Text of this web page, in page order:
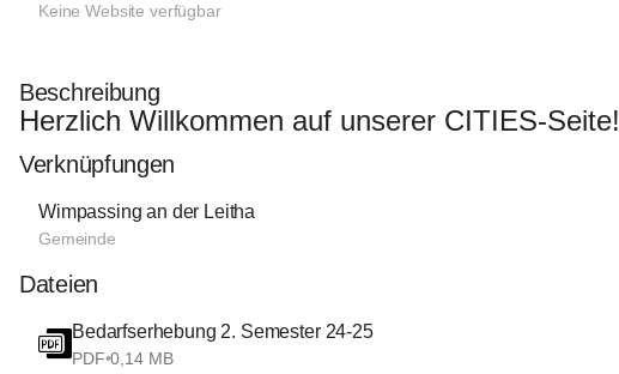
Keine Website verfügbar
Beschreibung
Herzlich Willkommen auf unserer CITIES-Seite!
Verknüpfungen
Wimpassing an der Leitha
Gemeinde
Dateien
Bedarfserhebung 2. Semester 24-25
PDF•0,14 MB